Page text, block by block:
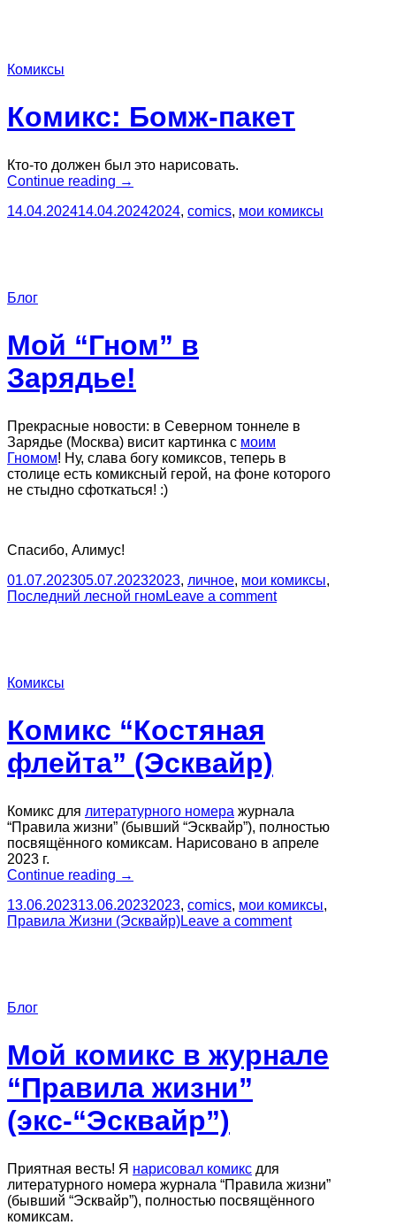
Комиксы
Комикс: Бомж-пакет
Кто-то должен был это нарисовать.
Continue reading “Комикс:
пакет”
→
14.04.202414.04.20242024, comics, мои комиксы
Блог
Мой “Гном” в
Зарядье!
Прекрасные новости: в Северном тоннеле в
Зарядье (Москва) висит картинка с моим
Гномом! Ну, слава богу комиксов, теперь в
столице есть комиксный герой, на фоне которого
не стыдно сфоткаться! :)
Спасибо, Алимус!
01.07.202305.07.20232023, личное, мои комиксы,
Последний лесной гном Leave a comment
Комиксы
Комикс “Костяная
флейта” (Эсквайр)
Комикс для литературного номера журнала
“Правила жизни” (бывший “Эсквайр”), полностью
посвящённого комиксам. Нарисовано в апреле
2023 г.
Continue reading “Комикс
флейта”
(Эсквайр)”
→
13.06.202313.06.20232023, comics, мои комиксы,
Правила Жизни (Эсквайр)Leave a comment
Блог
Мой комикс в журнале
“Правила жизни”
(экс-“Эсквайр”)
Приятная весть! Я нарисовал комикс для
литературного номера журнала “Правила жизни”
(бывший “Эсквайр”), полностью посвящённого
комиксам.